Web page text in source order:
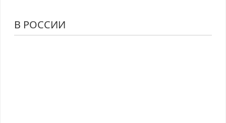
В РОССИИ